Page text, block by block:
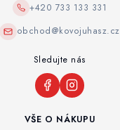
VŠE O NÁKUPU
+420 733 133 331
obchod@kovojuhasz.cz
Sledujte nás